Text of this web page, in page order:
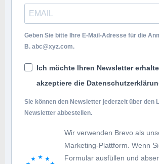
Geben Sie bitte Ihre E-Mail-Adresse für die
B. abc@xyz.com.
Ich möchte Ihren Newsletter
akzeptiere die
Sie können den Newsletter jederzeit über den
Newsletter abbestellen.
Wir verwenden Brevo als
Marketing-Plattform. Wenn
Formular ausfüllen und